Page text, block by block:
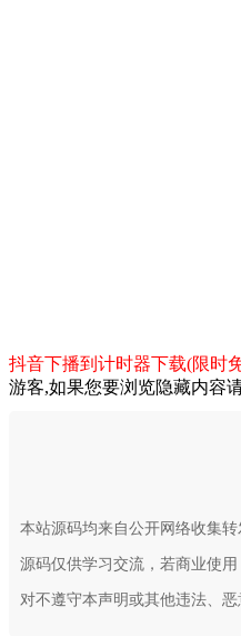
抖音下播到计时器下载(限时
游客,如果您要浏览隐藏内容
本站源码均来自公开网络收集
源码仅供学习交流，若商业使
对不遵守本声明或其他违法、